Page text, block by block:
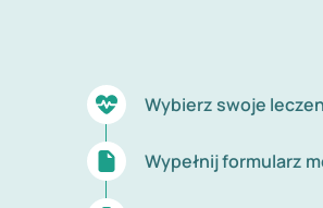
Wybierz swoje
Wypełnij formularz